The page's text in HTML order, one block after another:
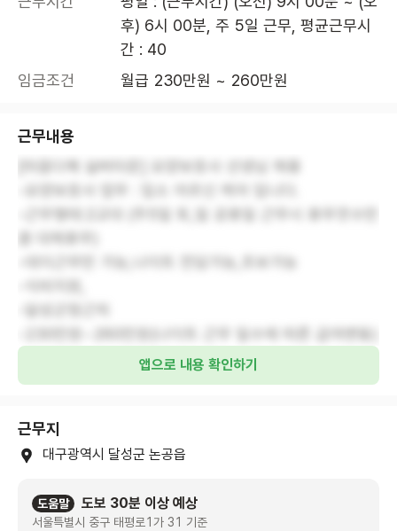
후) 6시 00분, 주 5일 근무, 평균근무시
간 : 40
임금조건
월급 230만원 ~ 260만원
근무내용
[마음다해 실버타운] 요양보호사 선생님 채용
앱으로 내용 확인하기
근무지
대구광역시 달성군 논공읍
도움말 도보 30분 이상 예상
서울특별시 중구 태평로1가 31 기준